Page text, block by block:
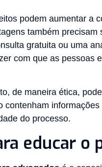
podem aumentar a
também precisam
gratuita ou uma
com que as pessoas
de maneira ética,
do processo.
educar o